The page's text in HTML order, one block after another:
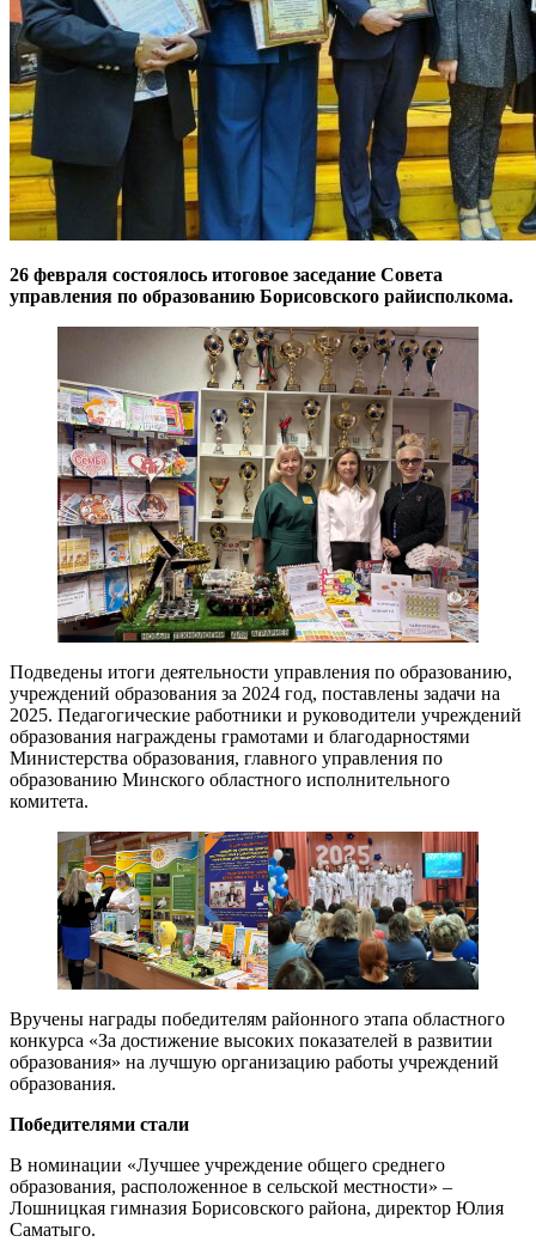
26 февраля состоялось итоговое заседание Совета
управления по образованию Борисовского райисполкома.
Подведены итоги деятельности управления по образованию,
учреждений образования за 2024 год, поставлены задачи на
2025. Педагогические работники и руководители учреждений
образования награждены грамотами и благодарностями
Министерства образования, главного управления по
образованию Минского областного исполнительного
комитета.
Вручены награды победителям районного этапа областного
конкурса «За достижение высоких показателей в развитии
образования» на лучшую организацию работы учреждений
образования.
Победителями стали
В номинации «Лучшее учреждение общего среднего
образования, расположенное в сельской местности» –
Лошницкая гимназия Борисовского района, директор Юлия
Саматыго.